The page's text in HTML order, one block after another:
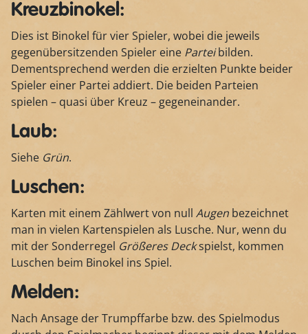
Kreuzbinokel:
Dies ist Binokel für vier Spieler, wobei die jeweils
gegenübersitzenden Spieler eine Parteibilden.
Dementsprechend werden die erzielten Punkte beider
Spieler einer Partei addiert. Die beiden Parteien
spielen – quasi über Kreuz – gegeneinander.
Laub:
Siehe Grün.
Luschen:
Karten mit einem Zählwert von null Augen bezeichnet
man in vielen Kartenspielen als Lusche. Nur, wenn du
mit der Sonderregel Größeres Deckspielst, kommen
Luschen beim Binokel ins Spiel.
Melden:
Nach Ansage der Trumpffarbe bzw. des Spielmodus